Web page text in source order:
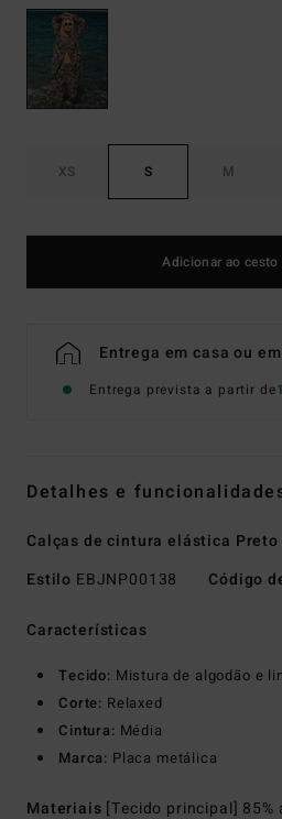
XS S M
Adicionar ao cesto
Entrega em casa ou
Entrega prevista a partir de
Detalhes e
Calças de cintura elástica
Estilo EBJNP00138 Código
Características
Tecido: Mistura de algodão e
Corte: Relaxed
Cintura: Média
Marca: Placa metálica
Materiais [Tecido principal] 85%